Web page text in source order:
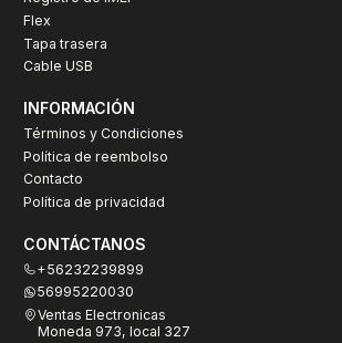
Flex
Tapa trasera
Cable USB
INFORMACIÓN
Términos y Condiciones
Política de reembolso
Contacto
Política de privacidad
CONTÁCTANOS
+56232239899
56995220030
Ventas Electronicas
Moneda 973, local 327